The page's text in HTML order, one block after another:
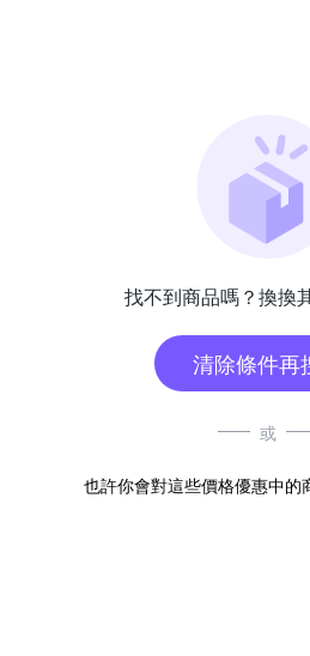
找不到商品嗎？換換
清除條件再
或
也許你會對這些價格優惠中的